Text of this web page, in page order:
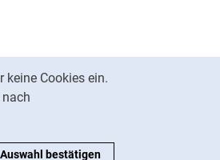
Cookies ein.
Auswahl bestätigen